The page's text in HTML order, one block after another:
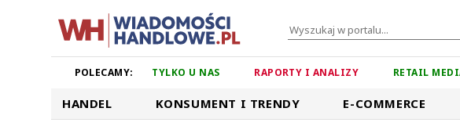
POLECAMY: TYLKO U NAS RAPORTY I ANALIZY RETAIL
HANDEL KONSUMENT I TRENDY E-COMMERCE